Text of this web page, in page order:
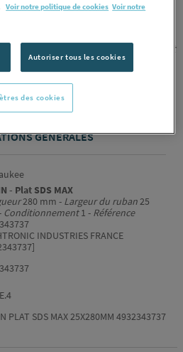
du ruban
Conditionnement
[4932343737]
GÉNÉRALES
- Plat SDS MAX
280 mm - Largeur du ruban25
Conditionnement1 - Référence
INDUSTRIES FRANCE
PLAT SDS MAX 25X280MM 4932343737
Voir notre politique de cookies Voir notre
Autoriser tous les cookies
des cookies